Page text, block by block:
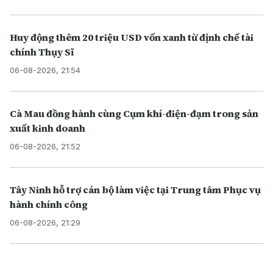
Huy động thêm 20 triệu USD vốn xanh từ định chế tài
chính Thụy Sĩ
06-08-2026, 21:54
Cà Mau đồng hành cùng Cụm khí-điện-đạm trong sản
xuất kinh doanh
06-08-2026, 21:52
Tây Ninh hỗ trợ cán bộ làm việc tại Trung tâm Phục vụ
hành chính công
06-08-2026, 21:29